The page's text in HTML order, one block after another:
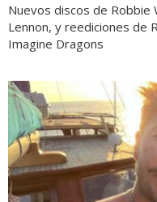
Nuevos discos de Robbie
Lennon, y reediciones de
Imagine Dragons